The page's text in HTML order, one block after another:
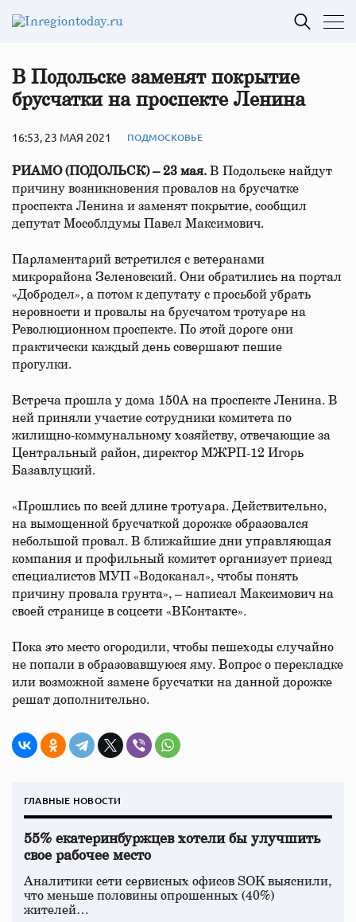
В Подольске заменят покрытие
брусчатки на проспекте Ленина
16:53, 23 МАЯ 2021 ПОДМОСКОВЬЕ
РИАМО (ПОДОЛЬСК) – 23 мая. В Подольске найдут
причину возникновения провалов на брусчатке
проспекта Ленина и заменят покрытие, сообщил
депутат Мособлдумы Павел Максимович.
Парламентарий встретился с ветеранами
микрорайона Зеленовский. Они обратились на портал
«Добродел», а потом к депутату с просьбой убрать
неровности и провалы на брусчатом тротуаре на
Революционном проспекте. По этой дороге они
практически каждый день совершают пешие
прогулки.
Встреча прошла у дома 150А на проспекте Ленина. В
ней приняли участие сотрудники комитета по
жилищно-коммунальному хозяйству, отвечающие за
Центральный район, директор МЖРП-12 Игорь
Базавлуцкий.
«Прошлись по всей длине тротуара. Действительно,
на вымощенной брусчаткой дорожке образовался
небольшой провал. В ближайшие дни управляющая
компания и профильный комитет организует приезд
специалистов МУП «Водоканал», чтобы понять
причину провала грунта», – написал Максимович на
своей странице в соцсети «ВКонтакте».
Пока это место огородили, чтобы пешеходы случайно
не попали в образовавшуюся яму. Вопрос о перекладке
или возможной замене брусчатки на данной дорожке
решат дополнительно.
ГЛАВНЫЕ НОВОСТИ
55% екатеринбуржцев хотели бы улучшить
свое рабочее место
Аналитики сети сервисных офисов SOK выяснили,
что меньше половины опрошенных (40%)
жителей…